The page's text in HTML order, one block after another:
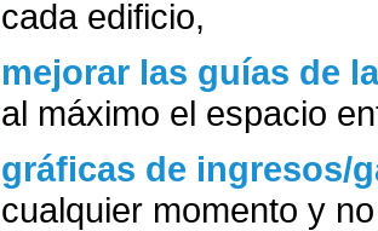
cada edificio,
mejorar las guías de
al máximo el espacio
gráficas de ingresos/
cualquier momento y